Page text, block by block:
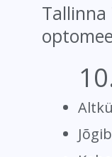
Tallinna